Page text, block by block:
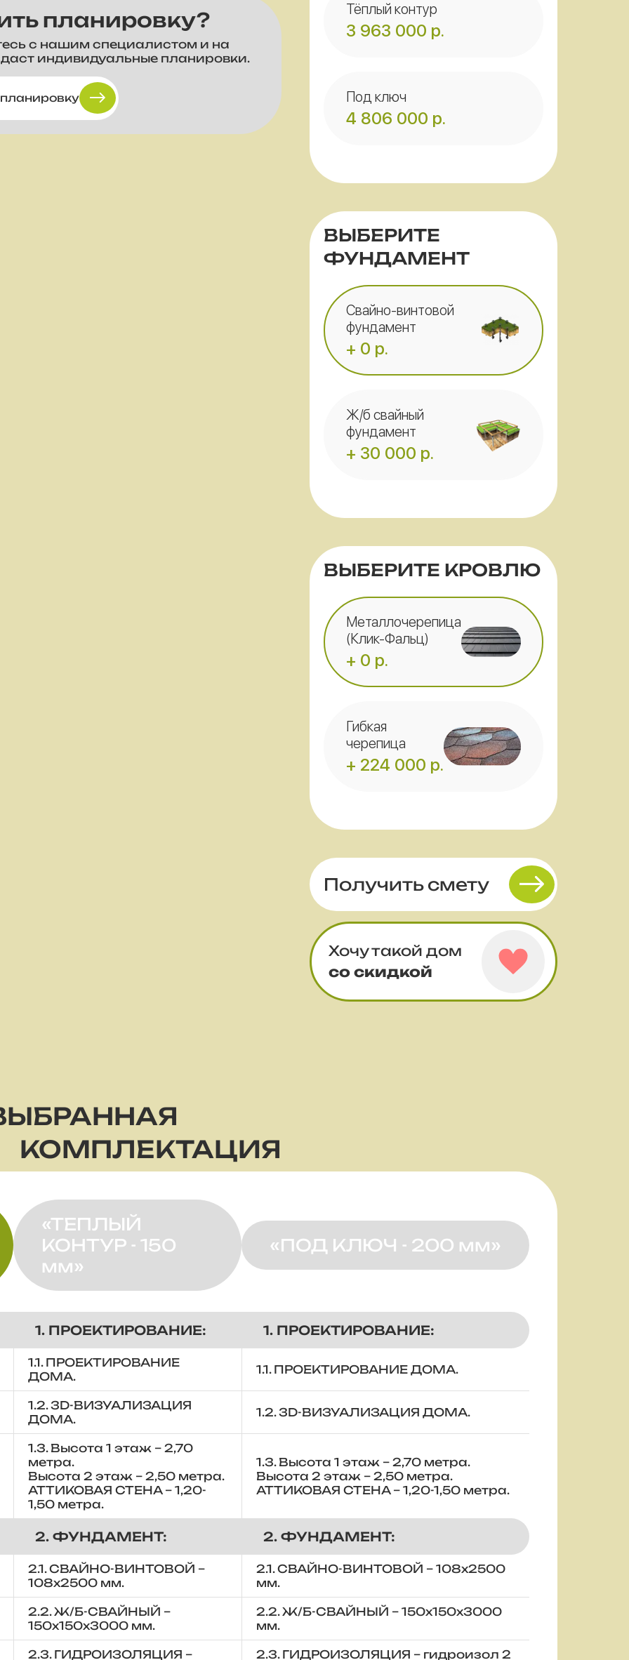
планировку?
с нашим специалистом и на
индивидуальные планировки.
Тёплый контур
3 963 000 р.
Под ключ
4 806 000 р.
ВЫБЕРИТЕ
ФУНДАМЕНТ
Свайно-винтовой
фундамент
+ 0 р.
Ж/б свайный
фундамент
+ 30 000 р.
ВЫБЕРИТЕ КРОВЛЮ
Металлочерепица
(Клик-Фальц)
+ 0 р.
Гибкая
черепица
+ 224 000 р.
Получить смету
Хочу такой дом
со скидкой
КОМПЛЕКТАЦИЯ
«ТЕПЛЫЙ
КОНТУР - 150
мм»
«ПОД КЛЮЧ - 200 мм»
1. ПРОЕКТИРОВАНИЕ: 1. ПРОЕКТИРОВАНИЕ:
1.1. ПРОЕКТИРОВАНИЕ
ДОМА.
1.1. ПРОЕКТИРОВАНИЕ ДОМА.
1.2. 3D-ВИЗУАЛИЗАЦИЯ
ДОМА.
1.2. 3D-ВИЗУАЛИЗАЦИЯ ДОМА.
1.3. Высота 1 этаж – 2,70
метра.
Высота 2 этаж – 2,50 метра.
АТТИКОВАЯ СТЕНА – 1,20-
1,50 метра.
1.3. Высота 1 этаж – 2,70 метра.
Высота 2 этаж – 2,50 метра.
АТТИКОВАЯ СТЕНА – 1,20-1,50 метра.
2. ФУНДАМЕНТ: 2. ФУНДАМЕНТ:
2.1. СВАЙНО-ВИНТОВОЙ –
108х2500 мм.
2.1. СВАЙНО-ВИНТОВОЙ – 108х2500
мм.
2.2. Ж/Б-СВАЙНЫЙ –
150х150х3000 мм.
2.2. Ж/Б-СВАЙНЫЙ – 150х150х3000
мм.
2.3. ГИДРОИЗОЛЯЦИЯ – 2.3. ГИДРОИЗОЛЯЦИЯ – гидроизол 2